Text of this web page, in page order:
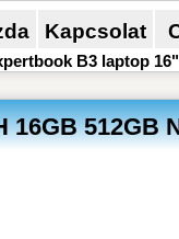
Kapcsolat
B3 laptop 16"
16GB 512GB